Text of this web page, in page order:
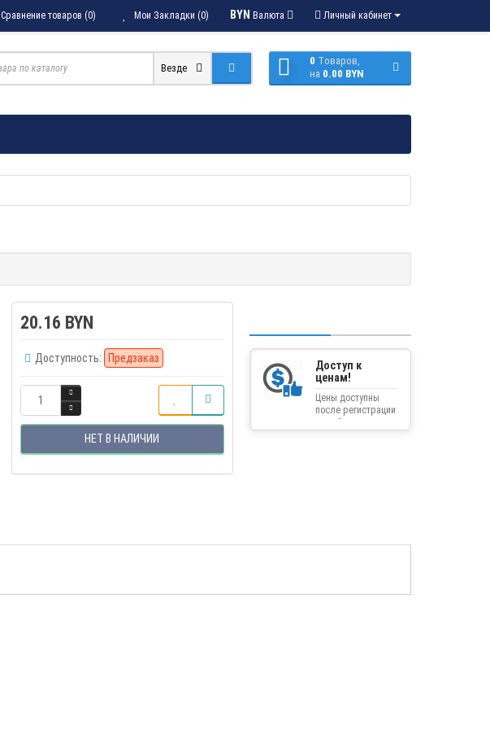
Личный кабинет
BYN Валюта
Мои Закладки (0)
Сравнение товаров (0)
0 Tоваров,
на 0.00 BYN
Везде
20.16 BYN
Доступность: Предзаказ
НЕТ В НАЛИЧИИ
Доступ к
ценам!
Цены доступны
после регистрации
на сайте.